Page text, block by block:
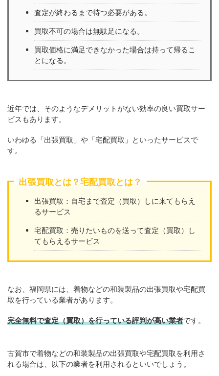
査定が終わるまで待つ必要がある。
買取不可の場合は無駄足になる。
買取価格に満足できなかった場合は持って帰るこ
とになる。
近年では、そのようなデメリットがない効率の良い買取サー
ビスもあります。
いわゆる「出張買取」や「宅配買取」といったサービスで
す。
出張買取とは？宅配買取とは？
出張買取：自宅まで査定（買取）しに来てもらえ
るサービス
宅配買取：売りたいものを送って査定（買取）し
てもらえるサービス
なお、福岡県には、着物などの和装製品の出張買取や宅配買
取を行っている業者があります。
完全無料で査定（買取）を行っている評判が高い業者です。
古賀市で着物などの和装製品の出張買取や宅配買取を利用さ
れる場合は、以下の業者を利用されるといいでしょう。